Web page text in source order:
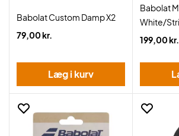
Babolat Custom Damp X2
79,00 kr.
Læg i kurv
Babolat
White/
199,00 kr.